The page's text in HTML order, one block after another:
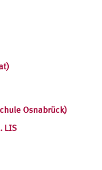
Osnabrück)
LIS